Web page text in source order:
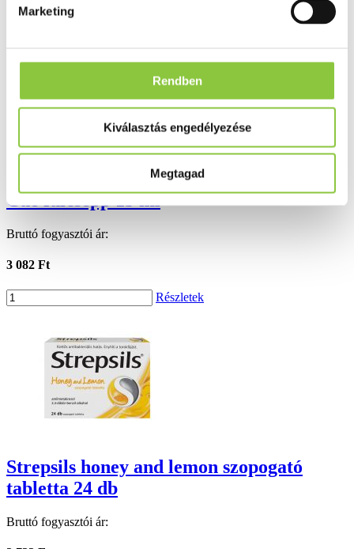
Marketing
Rendben
Kiválasztás engedélyezése
Megtagad
Ezek is érdekelhetik Önt
Cue fülcsepp 15 ml
Bruttó fogyasztói ár:
3 082 Ft
Részletek
Strepsils honey and lemon szopogató
tabletta 24 db
Bruttó fogyasztói ár: